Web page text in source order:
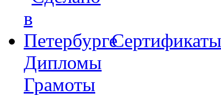
Сертификаты
Дипломы
Грамоты